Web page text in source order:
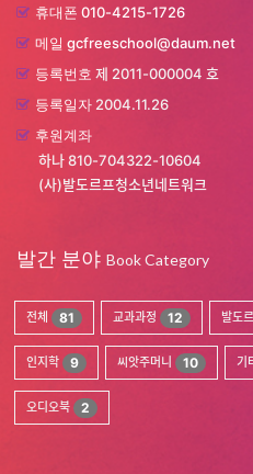
휴대폰 010-4215-1726
메일 gcfreeschool@daum.net
등록번호 제 2011-000004 호
등록일자 2004.11.26
후원계좌
하나 810-704322-10604
(사)발도르프청소년네트워크
발간 분야 Book Category
전체 81 교과과정 12 발도
인지학 9 씨앗주머니 10 기
오디오북 2